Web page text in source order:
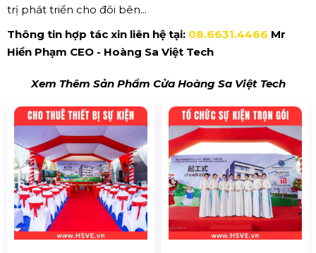
trị phát triển cho đôi bên...
Thông tin hợp tác xin liên hệ tại: 08.6631.4466 Mr
Hiền Phạm CEO - Hoàng Sa Việt Tech
Xem Thêm Sản Phẩm Cửa Hoàng Sa Việt Tech